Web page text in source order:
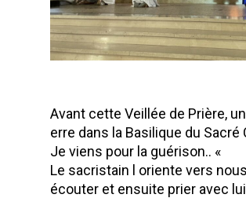
Avant cette Veillée de Prière,
erre dans la Basilique du Sacré
Je viens pour la guérison.. «
Le sacristain l oriente vers
écouter et ensuite prier avec